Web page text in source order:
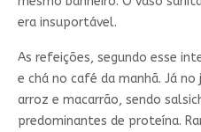
era insuportável.
As refeições, segundo esse
e chá no café da manhã. Já
arroz e macarrão, sendo
predominantes de proteína.